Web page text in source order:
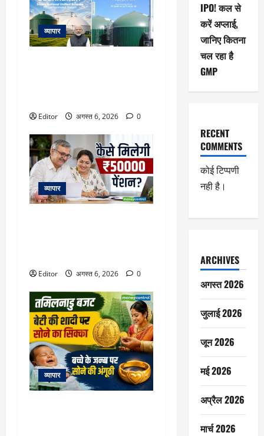
व्यापार
Editor अगस्त 6, 2026 0
व्यापार
Editor अगस्त 6, 2026 0
व्यापार
IPO! कल से
करें अप्लाई,
जानिए कितना
चल रहा है
GMP
RECENT
COMMENTS
कोई टिप्पणी
नही है।
ARCHIVES
अगस्त 2026
जुलाई 2026
जून 2026
मई 2026
अप्रैल 2026
मार्च 2026